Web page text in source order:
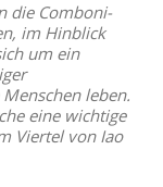
die Comboni-
im Hinblick
um ein
leben.
eine wichtige
Viertel von Iao